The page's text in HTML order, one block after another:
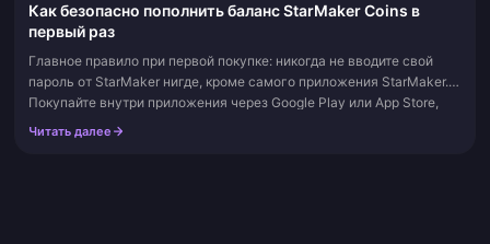
Как безопасно пополнить баланс StarMaker Coins в
первый раз
Главное правило при первой покупке: никогда не вводите свой
пароль от StarMaker нигде, кроме самого приложения StarMaker.
Покупайте внутри приложения через Google Play или App Store,
либо используй...
Читать далее